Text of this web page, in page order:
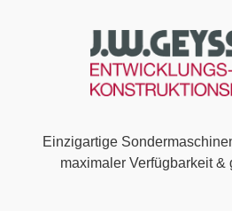
Einzigartige
maximaler Verfügbarkeit &